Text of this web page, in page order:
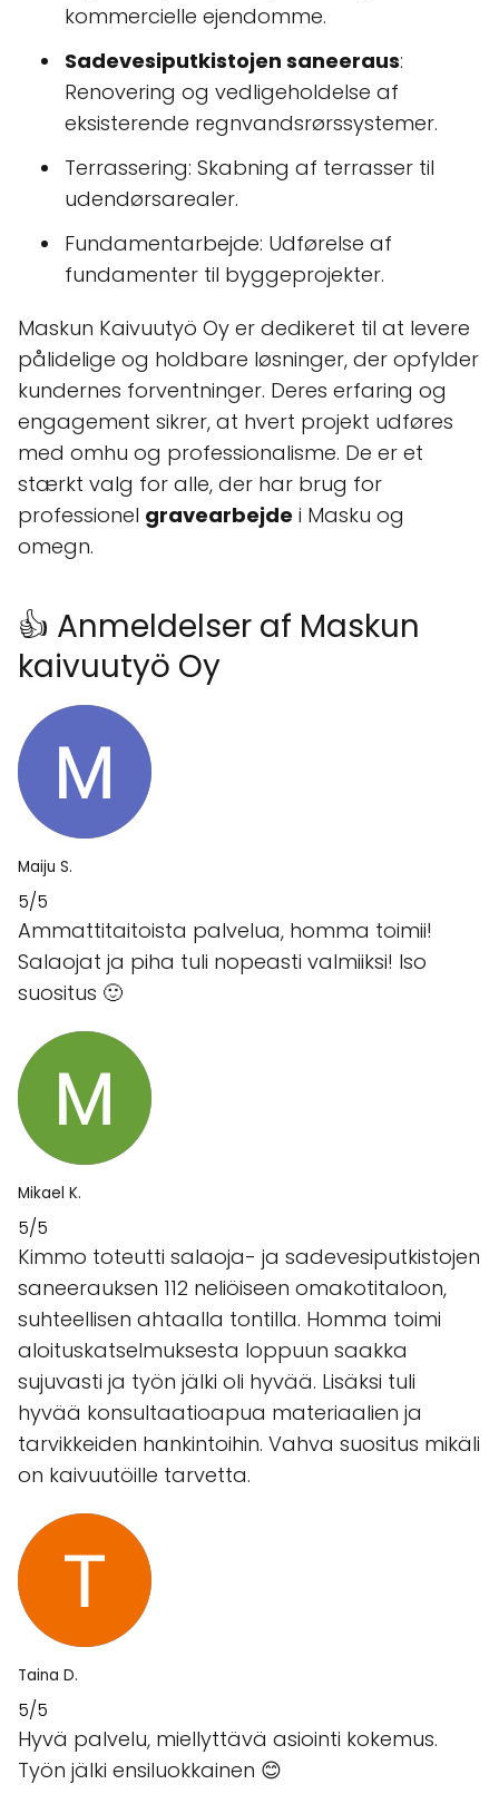
kommercielle ejendomme.
Sadevesiputkistojen saneeraus:
Renovering og vedligeholdelse af
eksisterende regnvandsrørssystemer.
Terrassering: Skabning af terrasser til
udendørsarealer.
Fundamentarbejde: Udførelse af
fundamenter til byggeprojekter.
Maskun Kaivuutyö Oy er dedikeret til at levere
pålidelige og holdbare løsninger, der opfylder
kundernes forventninger. Deres erfaring og
engagement sikrer, at hvert projekt udføres
med omhu og professionalisme. De er et
stærkt valg for alle, der har brug for
professionel gravearbejde i Masku og
omegn.
👍 Anmeldelser af Maskun
kaivuutyö Oy
Maiju S.
5/5
Ammattitaitoista palvelua, homma toimii!
Salaojat ja piha tuli nopeasti valmiiksi! Iso
suositus 🙂
Mikael K.
5/5
Kimmo toteutti salaoja- ja sadevesiputkistojen
saneerauksen 112 neliöiseen omakotitaloon,
suhteellisen ahtaalla tontilla. Homma toimi
aloituskatselmuksesta loppuun saakka
sujuvasti ja työn jälki oli hyvää. Lisäksi tuli
hyvää konsultaatioapua materiaalien ja
tarvikkeiden hankintoihin. Vahva suositus mikäli
on kaivuutöille tarvetta.
Taina D.
5/5
Hyvä palvelu, miellyttävä asiointi kokemus.
Työn jälki ensiluokkainen 😊